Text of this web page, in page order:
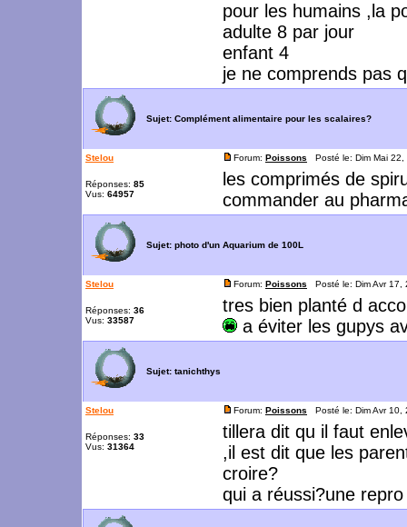
pour les humains ,la
adulte 8 par jour
enfant 4
je ne comprends pas
Sujet: Complément alimentaire pour les scalaires?
Stelou
Réponses: 85
Vus: 64957
Forum: Poissons Posté le: Dim Mai
les comprimés de
commander au
Sujet: photo d'un Aquarium de 100L
Stelou
Réponses: 36
Vus: 33587
Forum: Poissons Posté le: Dim Avr
tres bien planté d
a éviter les gupys
Sujet: tanichthys
Stelou
Réponses: 33
Vus: 31364
Forum: Poissons Posté le: Dim Avr
tillera dit qu il faut
,il est dit que les
croire?
qui a réussi?une repro